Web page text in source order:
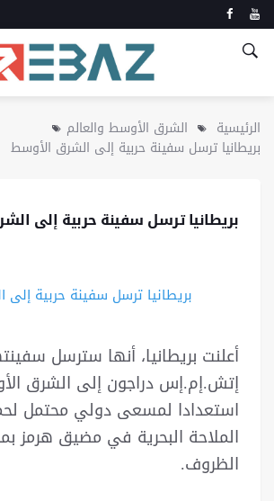
الرئيسية
الشرق الأوسط والعالم
بريطانيا ترسل سفينة حربية إلى الشرق الأوسط
بريطانيا ترسل سفينة حربية إلى
أعلنت بريطانيا، أنها سترسل
إتش.إم.إس دراجون إلى الشرق
استعدادا لمسعى دولي محتمل
الملاحة البحرية في مضيق هرمز
الظروف.